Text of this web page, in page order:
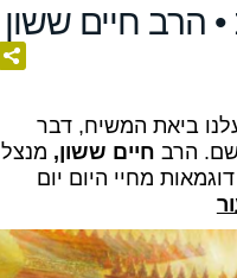
הרב חיים ששון
ביאת המשיח, דבר
הרב חיים ששון, מנצל
מחיי היום יום